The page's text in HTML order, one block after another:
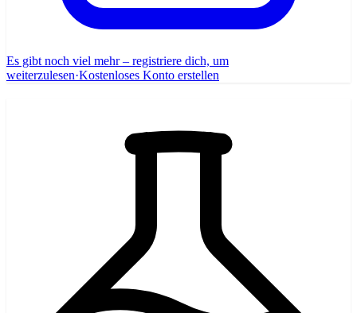
Es gibt noch viel mehr – registriere dich, um
weiterzulesen·Kostenloses Konto erstellen